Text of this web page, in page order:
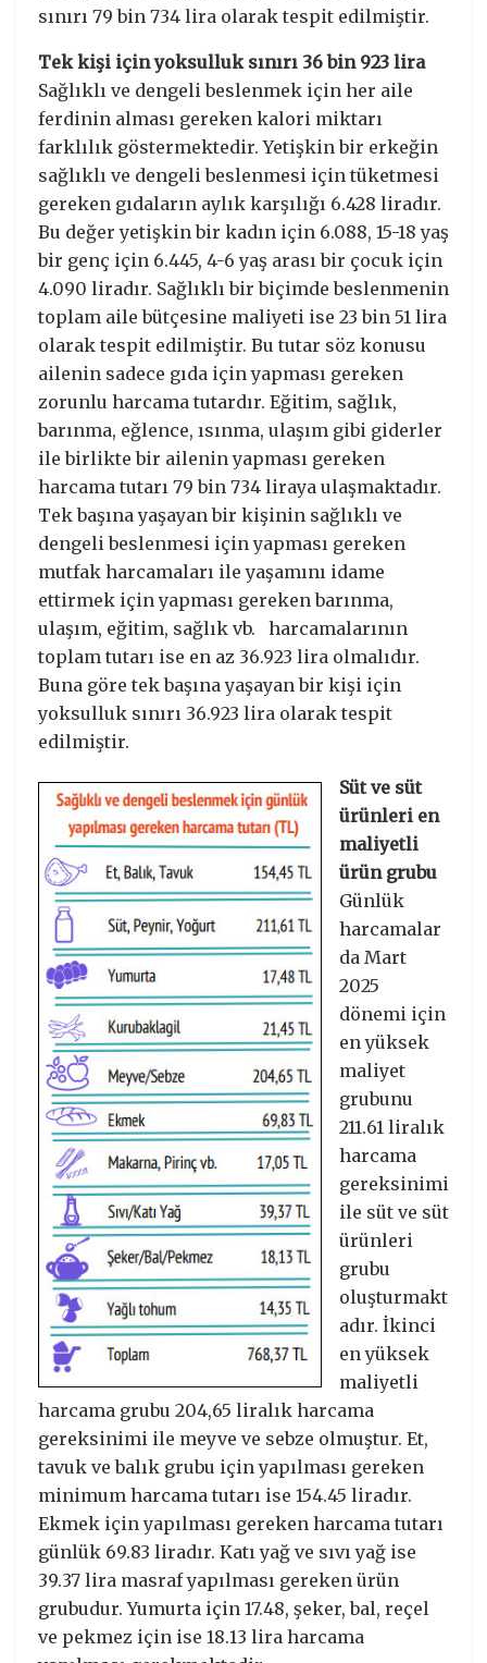
sınırı 79 bin 734 lira olarak tespit edilmiştir.
Tek kişi için yoksulluk sınırı 36 bin 923 lira
Sağlıklı ve dengeli beslenmek için her aile
ferdinin alması gereken kalori miktarı
farklılık göstermektedir. Yetişkin bir erkeğin
sağlıklı ve dengeli beslenmesi için tüketmesi
gereken gıdaların aylık karşılığı 6.428 liradır.
Bu değer yetişkin bir kadın için 6.088, 15-18 yaş
bir genç için 6.445, 4-6 yaş arası bir çocuk için
4.090 liradır. Sağlıklı bir biçimde beslenmenin
toplam aile bütçesine maliyeti ise 23 bin 51 lira
olarak tespit edilmiştir. Bu tutar söz konusu
ailenin sadece gıda için yapması gereken
zorunlu harcama tutardır. Eğitim, sağlık,
barınma, eğlence, ısınma, ulaşım gibi giderler
ile birlikte bir ailenin yapması gereken
harcama tutarı 79 bin 734 liraya ulaşmaktadır.
Tek başına yaşayan bir kişinin sağlıklı ve
dengeli beslenmesi için yapması gereken
mutfak harcamaları ile yaşamını idame
ettirmek için yapması gereken barınma,
ulaşım, eğitim, sağlık vb. harcamalarının
toplam tutarı ise en az 36.923 lira olmalıdır.
Buna göre tek başına yaşayan bir kişi için
yoksulluk sınırı 36.923 lira olarak tespit
edilmiştir.
Süt ve süt
ürünleri en
maliyetli
ürün grubu
Günlük
harcamalar
da Mart
2025
dönemi için
en yüksek
maliyet
grubunu
211.61 liralık
harcama
gereksinimi
ile süt ve süt
ürünleri
grubu
oluşturmakt
adır. İkinci
en yüksek
maliyetli
harcama grubu 204,65 liralık harcama
gereksinimi ile meyve ve sebze olmuştur. Et,
tavuk ve balık grubu için yapılması gereken
minimum harcama tutarı ise 154.45 liradır.
Ekmek için yapılması gereken harcama tutarı
günlük 69.83 liradır. Katı yağ ve sıvı yağ ise
39.37 lira masraf yapılması gereken ürün
grubudur. Yumurta için 17.48, şeker, bal, reçel
ve pekmez için ise 18.13 lira harcama